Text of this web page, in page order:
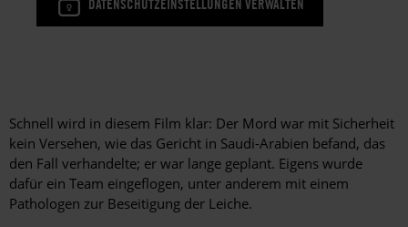
DATENSCHUTZEINSTELLUNGEN VERWALTEN
Schnell wird in diesem Film klar: Der Mord war mit Sicherheit
kein Versehen, wie das Gericht in Saudi-Arabien befand, das
den Fall verhandelte; er war lange geplant. Eigens wurde
dafür ein Team eingeflogen, unter anderem mit einem
Pathologen zur Beseitigung der Leiche.